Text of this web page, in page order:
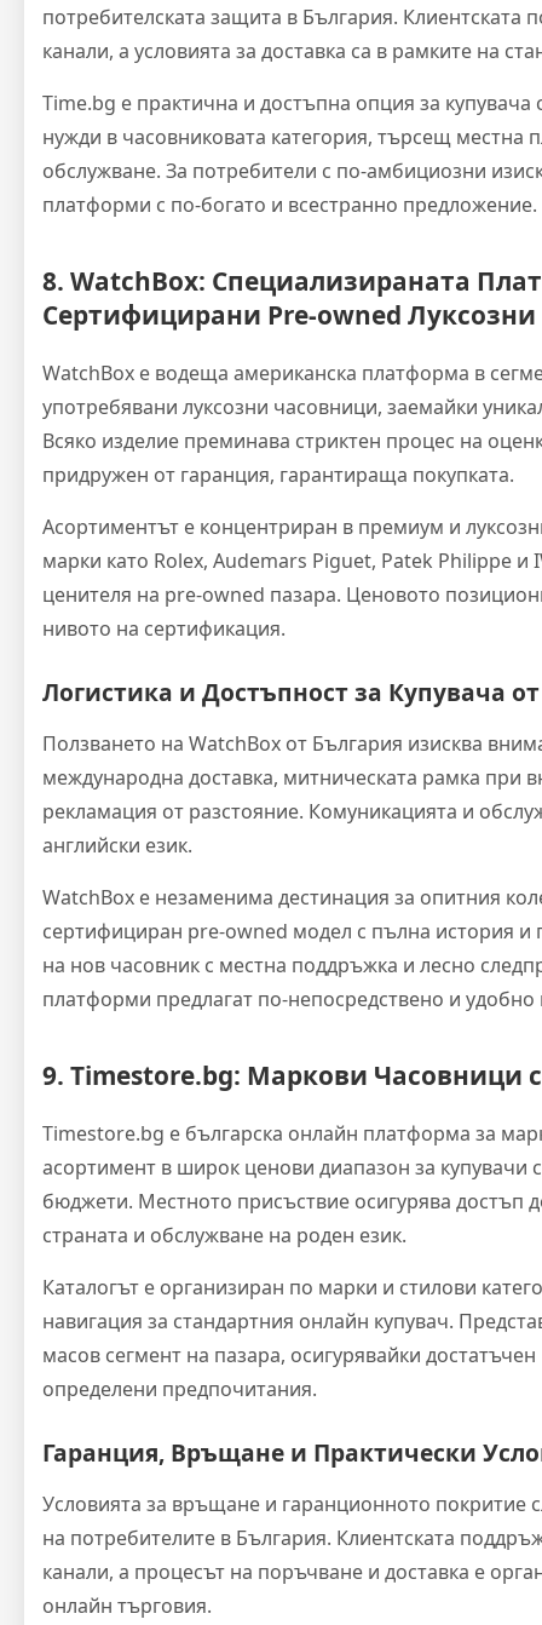
потребителската защита в България. Клиентската
канали, а условията за доставка са в рамките на
Time.bg е практична и достъпна опция за
нужди в часовниковата категория, търсещ местна
обслужване. За потребители с по-амбициозни
платформи с по-богато и всестранно предложение.
8. WatchBox: Специализираната
Сертифицирани Pre-owned
WatchBox е водеща американска платформа в
употребявани луксозни часовници, заемайки
Всяко изделие преминава стриктен процес на
придружен от гаранция, гарантираща покупката.
Асортиментът е концентриран в премиум и
марки като Rolex, Audemars Piguet, Patek Philippe
ценителя на pre-owned пазара. Ценовото
нивото на сертификация.
Логистика и Достъпност за Купувача
Ползването на WatchBox от България изисква
международна доставка, митническата рамка при
рекламация от разстояние. Комуникацията и
английски език.
WatchBox е незаменима дестинация за опитния
сертифициран pre-owned модел с пълна история и
на нов часовник с местна поддръжка и лесно
платформи предлагат по-непосредствено и
9. Timestore.bg: Маркови Часовници
Timestore.bg е българска онлайн платформа за
асортимент в широк ценови диапазон за купувачи
бюджети. Местното присъствие осигурява достъп
страната и обслужване на роден език.
Каталогът е организиран по марки и стилови
навигация за стандартния онлайн купувач.
масов сегмент на пазара, осигурявайки
определени предпочитания.
Гаранция, Връщане и Практически
Условията за връщане и гаранционното покритие
на потребителите в България. Клиентската
канали, а процесът на поръчване и доставка е
онлайн търговия.